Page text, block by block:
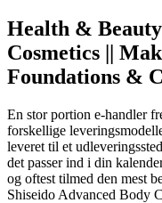
Health &
Cosmetics ||
Foundations &
En stor portion e-handler
forskellige
leveret til et
det passer ind i din
og oftest tilmed den mest
Shiseido Advanced Body